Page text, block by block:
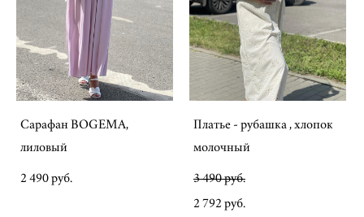
Сарафан BOGEMA,
лиловый
2 490 pуб.
Платье - рубашка , хлопок
молочный
3 490 pуб.
2 792 pуб.